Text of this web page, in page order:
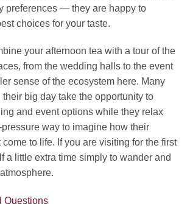
preferences — they are happy to
choices for your taste.
your afternoon tea with a tour of the
from the wedding halls to the event
sense of the ecosystem here. Many
big day take the opportunity to
and event options while they relax
way to imagine how their
to life. If you are visiting for the first
a little extra time simply to wander and
Questions